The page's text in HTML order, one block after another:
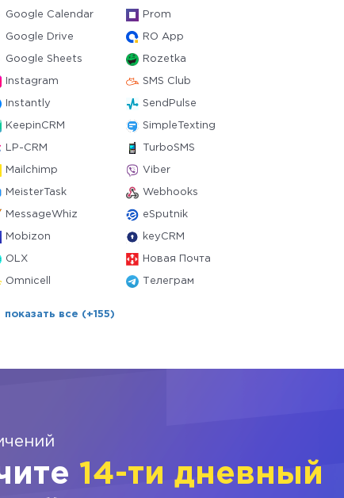
Google Calendar Prom
Google Drive RO App
Google Sheets Rozetka
Instagram SMS Club
Instantly SendPulse
KeepinCRM SimpleTexting
LP-CRM TurboSMS
Mailchimp Viber
MeisterTask Webhooks
MessageWhiz eSputnik
Mobizon keyCRM
OLX Новая Почта
Omnicell Телеграм
показать все (+155)
14-ти дневный